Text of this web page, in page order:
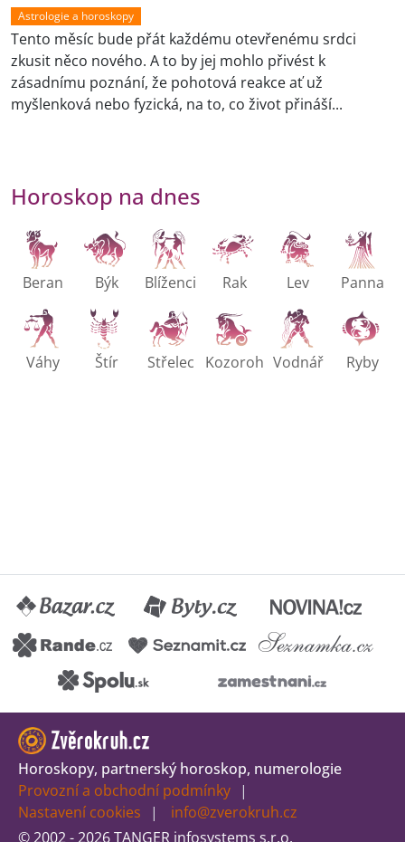
Astrologie a horoskopy
Tento měsíc bude přát každému otevřenému srdci
zkusit něco nového. A to by jej mohlo přivést k
zásadnímu poznání, že pohotová reakce ať už
myšlenková nebo fyzická, na to, co život přináší...
Horoskop na dnes
Beran Býk Blíženci Rak Lev Panna
Váhy Štír Střelec Kozoroh Vodnář Ryby
Horoskopy, partnerský horoskop, numerologie
Provozní a obchodní podmínky
Nastavení cookies
info@zverokruh.cz
© 2002 - 2026 TANGER infosystems s.r.o.